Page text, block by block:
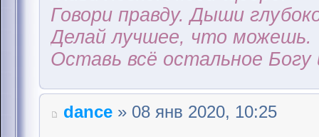
Говори правду. Дыши
Делай лучшее, что можешь.
Оставь всё остальное Богу
dance » 08 янв 2020, 10:25